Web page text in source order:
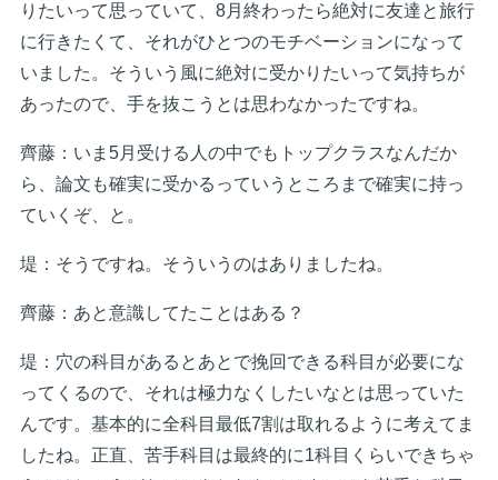
りたいって思っていて、8月終わったら絶対に友達と旅行
に行きたくて、それがひとつのモチベーションになって
いました。そういう風に絶対に受かりたいって気持ちが
あったので、手を抜こうとは思わなかったですね。
齊藤：いま5月受ける人の中でもトップクラスなんだか
ら、論文も確実に受かるっていうところまで確実に持っ
ていくぞ、と。
堤：そうですね。そういうのはありましたね。
齊藤：あと意識してたことはある？
堤：穴の科目があるとあとで挽回できる科目が必要にな
ってくるので、それは極力なくしたいなとは思っていた
んです。基本的に全科目最低7割は取れるように考えてま
したね。正直、苦手科目は最終的に1科目くらいできちゃ